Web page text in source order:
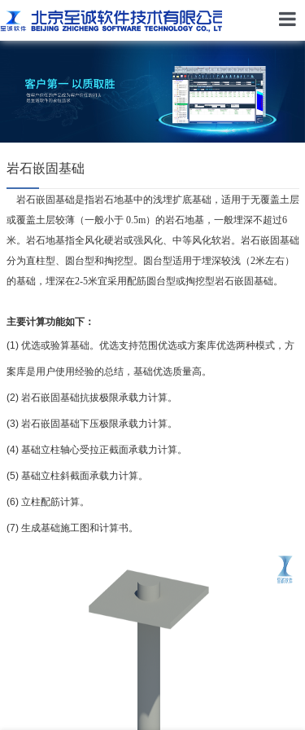
岩石嵌固基础
岩石嵌固基础是指岩石地基中的浅埋扩底基础，适用于无覆盖土层
或覆盖土层较薄（一般小于 0.5m）的岩石地基，一般埋深不超过6
米。岩石地基指全风化硬岩或强风化、中等风化软岩。岩石嵌固基础
分为直柱型、圆台型和掏挖型。圆台型适用于埋深较浅（2米左右）
的基础，埋深在2-5米宜采用配筋圆台型或掏挖型岩石嵌固基础。
主要计算功能如下：
(1) 优选或验算基础。优选支持范围优选或方案库优选两种模式，方
案库是用户使用经验的总结，基础优选质量高。
(2) 岩石嵌固基础抗拔极限承载力计算。
(3) 岩石嵌固基础下压极限承载力计算。
(4) 基础立柱轴心受拉正截面承载力计算。
(5) 基础立柱斜截面承载力计算。
(6) 立柱配筋计算。
(7) 生成基础施工图和计算书。